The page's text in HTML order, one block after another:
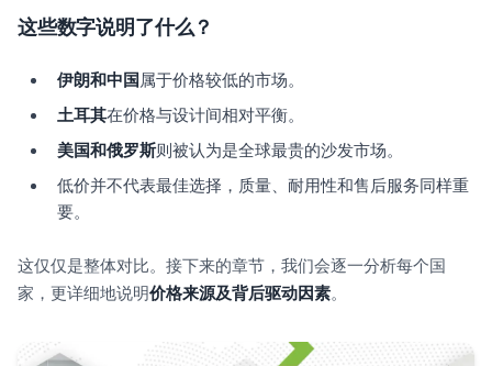
这些数字说明了什么？
伊朗和中国 属于价格较低的市场。
土耳其在价格与设计间相对平衡。
美国和俄罗斯则被认为是全球最贵的沙发市场。
低价并不代表最佳选择，质量、耐用性和售后服务同样重
要。
这仅仅是整体对比。接下来的章节，我们会逐一分析每个国
家，更详细地说明价格来源及背后驱动因素。